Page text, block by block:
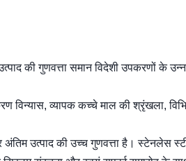
की गुणवत्ता समान विदेशी उपकरणों के
विन्यास, व्यापक कच्चे माल की श्रृंखला,
अंतिम उत्पाद की उच्च गुणवत्ता है। स्टेनलेस